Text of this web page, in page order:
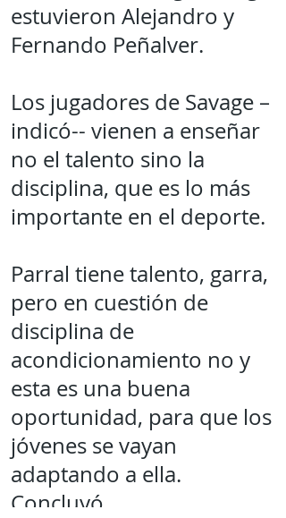
estuvieron Alejandro y
Fernando Peñalver.
Los jugadores de Savage –
indicó-- vienen a enseñar
no el talento sino la
disciplina, que es lo más
importante en el deporte.
Parral tiene talento, garra,
pero en cuestión de
disciplina de
acondicionamiento no y
esta es una buena
oportunidad, para que los
jóvenes se vayan
adaptando a ella.
Concluyó.